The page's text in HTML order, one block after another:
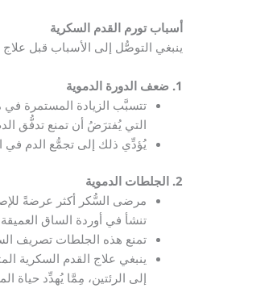
أسباب تورم القدم السكرية
ينبغي التوصُّل إلى الأسباب قبل
1. ضعف الدورة الدموية
تتسبَّب الزيادة المستمرة في
التي يُفترَضُ أن تمنع تدفُّق
يُؤدِّي ذلك إلى تجمُّع الدم في
2. الجلطات الدموية
مرضى السُّكر أكثر عرضةً
تنشأ في أوردة الساق
تمنع هذه الجلطات تصريف
ينبغي علاج القدم السكرية
إلى الرئتين، مِمَّا يُهدِّد حياة